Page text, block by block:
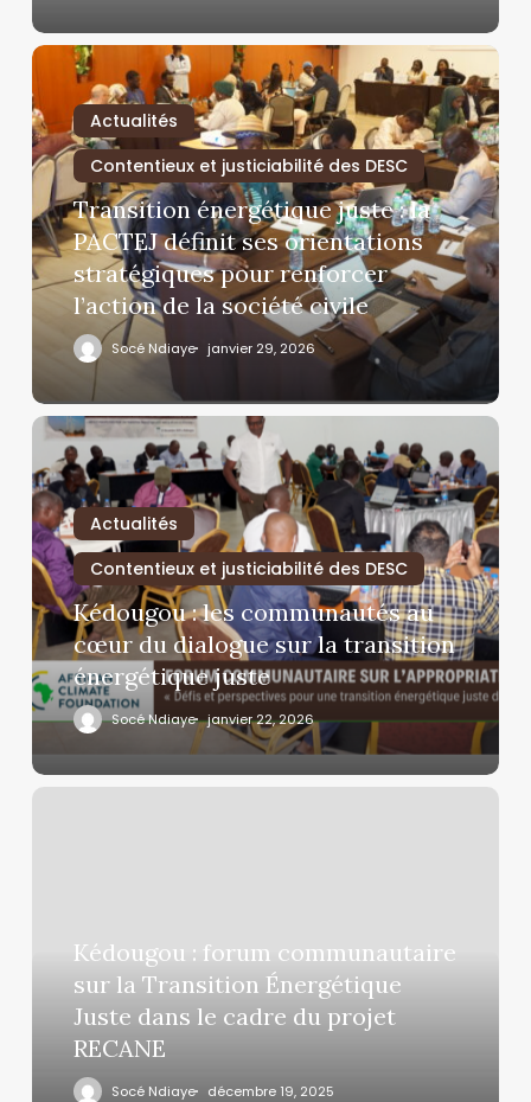
Actualités
Contentieux et justiciabilité des DESC
Transition énergétique juste : la
PACTEJ définit ses orientations
stratégiques pour renforcer
l’action de la société civile
Socé Ndiaye janvier 29, 2026
Actualités
Contentieux et justiciabilité des DESC
Kédougou : les communautés au
cœur du dialogue sur la transition
énergétique juste
Socé Ndiaye janvier 22, 2026
Kédougou : forum communautaire
sur la Transition Énergétique
Juste dans le cadre du projet
RECANE
Socé Ndiaye décembre 19, 2025